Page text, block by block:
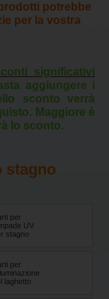
potrebbe
per la vostra
significativi
aggiungere i
sconto verrà
Maggiore è
lo sconto.
stagno
per
UV
stagno
per
laghetto